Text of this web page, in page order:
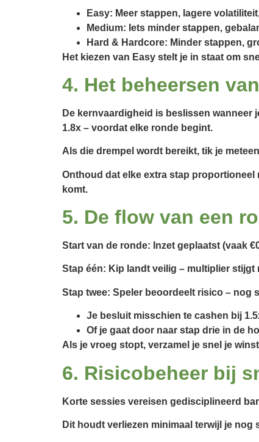
Easy: Meer stappen, lagere
Medium: Iets minder stappen,
Hard & Hardcore: Minder stappen,
Het kiezen van Easy stelt je in staat om
4. Het beheersen
De kernvaardigheid is beslissen wanneer
1.8x – voordat elke ronde begint.
Als die drempel wordt bereikt, tik je
Onthoud dat elke extra stap
komt.
5. De flow van een
Start van de ronde: Inzet geplaatst (vaak
Stap één: Kip landt veilig – multiplier stijgt
Stap twee: Speler beoordeelt risico – nog
Je besluit misschien te cashen bij
Of je gaat door naar stap drie in de
Als je vroeg stopt, verzamel je snel je
6. Risicobeheer bij
Korte sessies vereisen gedisciplineerd
Dit houdt verliezen minimaal terwijl je